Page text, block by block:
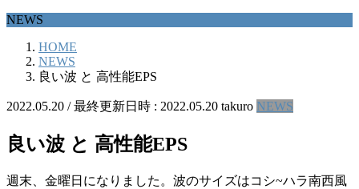
NEWS
HOME
NEWS
良い波 と 高性能EPS
2022.05.20 / 最終更新日時 : 2022.05.20 takuro NEWS
良い波 と 高性能EPS
週末、金曜日になりました。波のサイズはコシ~ハラ南西風